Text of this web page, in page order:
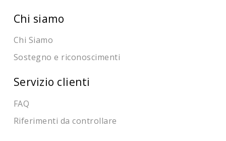
Chi siamo
Chi Siamo
Sostegno e riconoscimenti
Servizio clienti
FAQ
Riferimenti da controllare